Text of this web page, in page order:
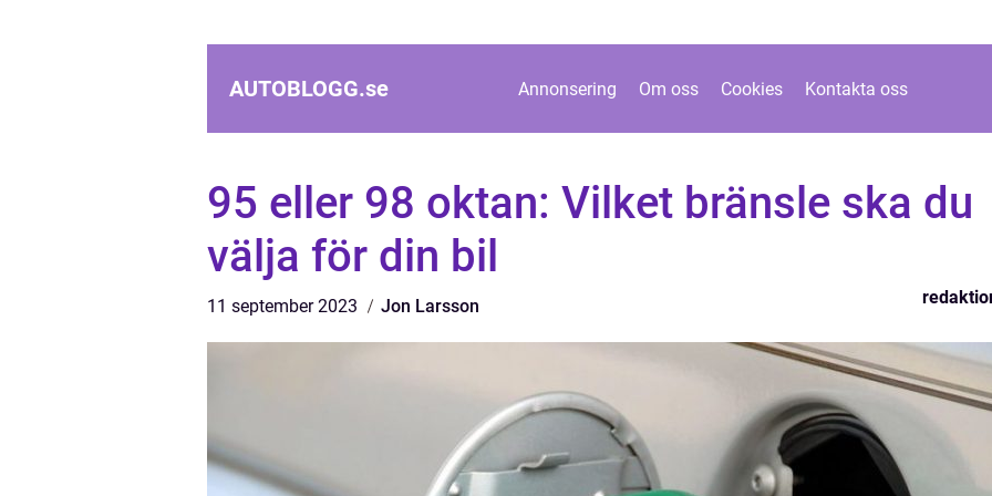
AUTOBLOGG.se Annonsering Om oss Cookies Kontakta oss
95 eller 98 oktan: Vilket bränsle ska du
välja för din bil
11 september 2023 Jon Larsson